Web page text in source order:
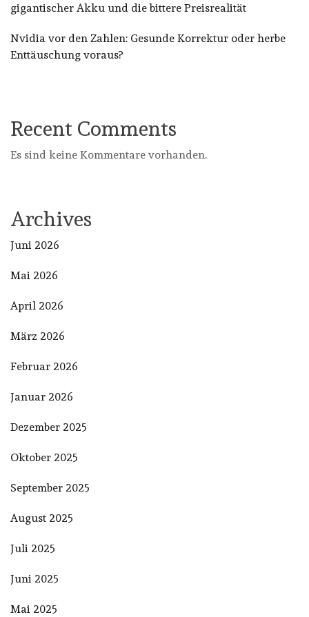
gigantischer Akku und die bittere Preisrealität
Nvidia vor den Zahlen: Gesunde Korrektur oder herbe
Enttäuschung voraus?
Recent Comments
Es sind keine Kommentare vorhanden.
Archives
Juni 2026
Mai 2026
April 2026
März 2026
Februar 2026
Januar 2026
Dezember 2025
Oktober 2025
September 2025
August 2025
Juli 2025
Juni 2025
Mai 2025